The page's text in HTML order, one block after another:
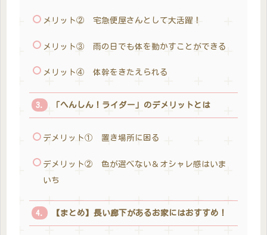
メリット② 宅急便屋さんとして大活躍！
メリット③ 雨の日でも体を動かすことができる
メリット④ 体幹をきたえられる
「へんしん！ライダー」のデメリットとは
デメリット① 置き場所に困る
デメリット② 色が選べない＆オシャレ感はいま
いち
【まとめ】長い廊下があるお家にはおすすめ！